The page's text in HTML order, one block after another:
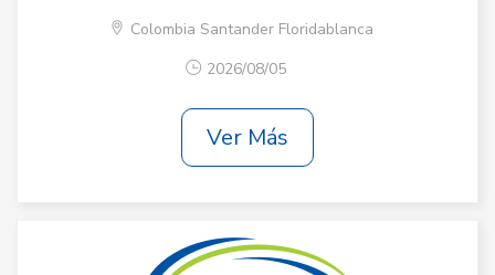
Colombia Santander Floridablanca
2026/08/05
Ver Más